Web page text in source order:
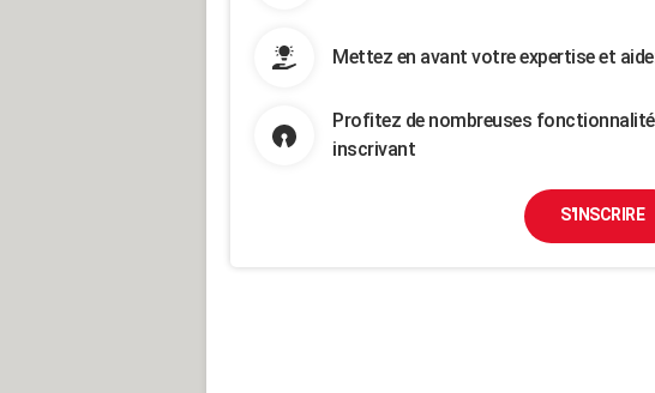
Mettez en avant votre expertise et
Profitez de nombreuses
inscrivant
S'INSCRIRE